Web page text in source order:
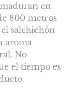
en
800 metros
el salchichón
aroma
No
el tiempo es